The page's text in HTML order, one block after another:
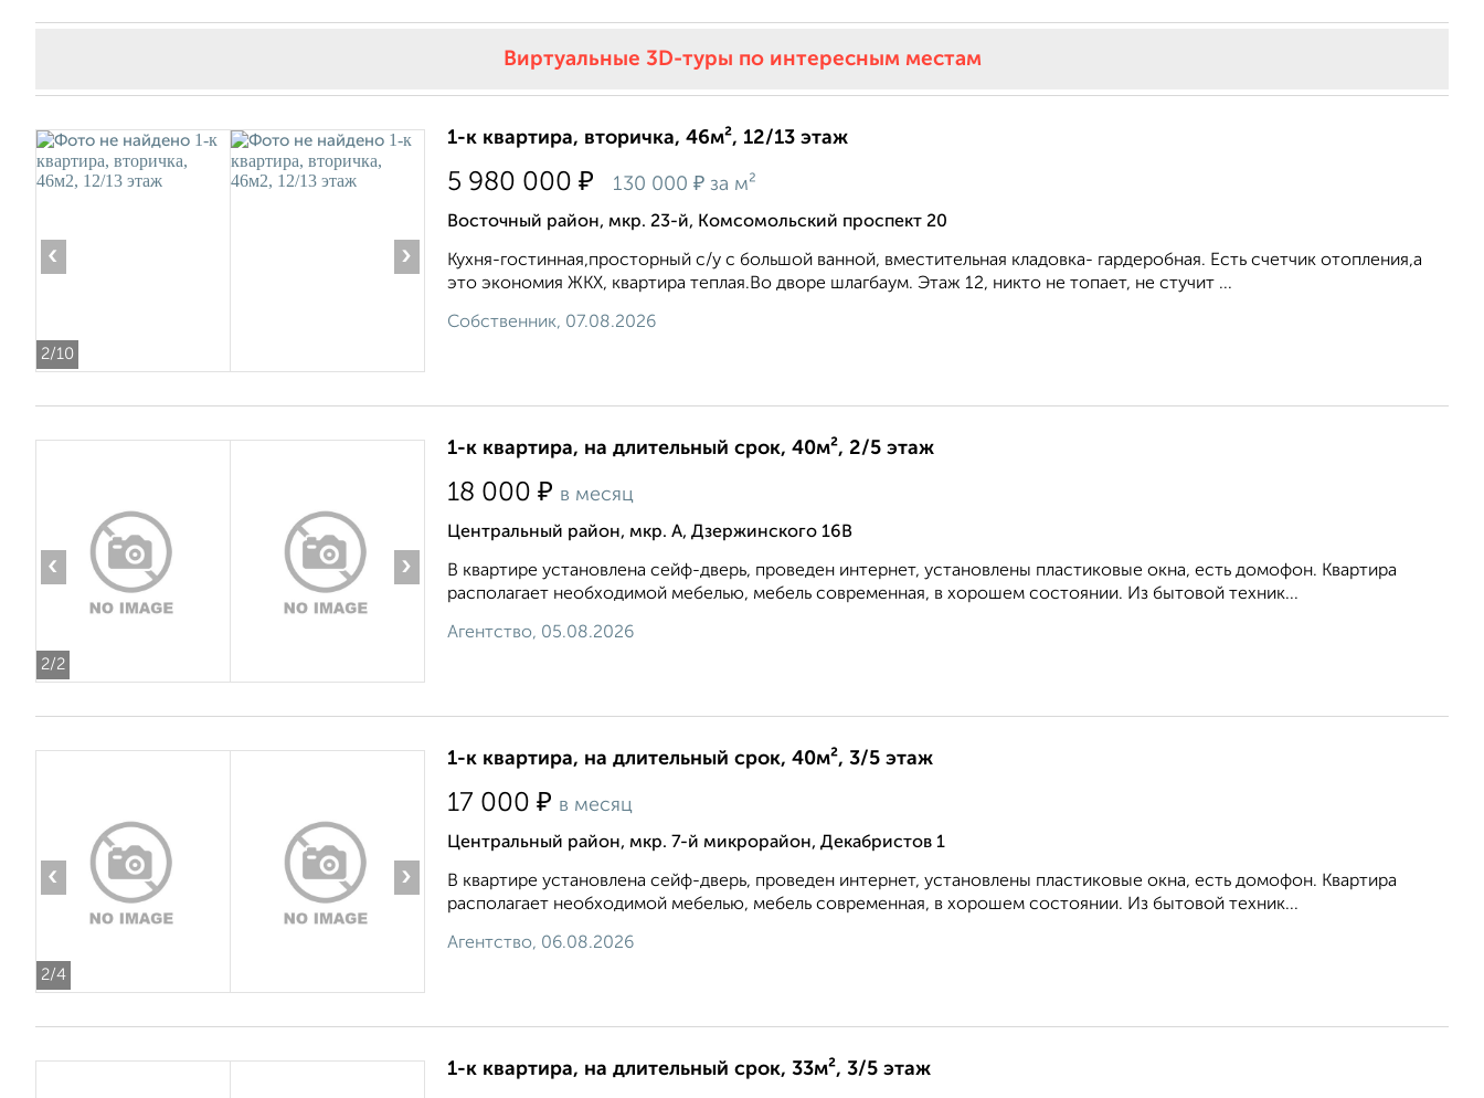
Виртуальные 3D-туры по интересным местам
2/10
‹ ›
1-к квартира, вторичка, 46м², 12/13 этаж
5 980 000 ₽ 130 000 ₽ за м²
Восточный район, мкр. 23-й, Комсомольский проспект 20
Кухня-гостинная,просторный с/у с большой ванной, вместительная кладовка- гардеробная. Есть счетчик отопления,а
это экономия ЖКХ, квартира теплая.Во дворе шлагбаум. Этаж 12, никто не топает, не стучит ...
Собственник, 07.08.2026
2/2
‹ ›
1-к квартира, на длительный срок, 40м², 2/5 этаж
18 000 ₽ в месяц
Центральный район, мкр. А, Дзержинского 16В
В квартире установлена сейф-дверь, проведен интернет, установлены пластиковые окна, есть домофон. Квартира
располагает необходимой мебелью, мебель современная, в хорошем состоянии. Из бытовой техник...
Агентство, 05.08.2026
2/4
‹ ›
1-к квартира, на длительный срок, 40м², 3/5 этаж
17 000 ₽ в месяц
Центральный район, мкр. 7-й микрорайон, Декабристов 1
В квартире установлена сейф-дверь, проведен интернет, установлены пластиковые окна, есть домофон. Квартира
располагает необходимой мебелью, мебель современная, в хорошем состоянии. Из бытовой техник...
Агентство, 06.08.2026
1-к квартира, на длительный срок, 33м², 3/5 этаж